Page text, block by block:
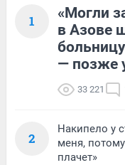
1
«Могли
в Азове
— позже
33 221
2
Накипело у
меня,
плачет»